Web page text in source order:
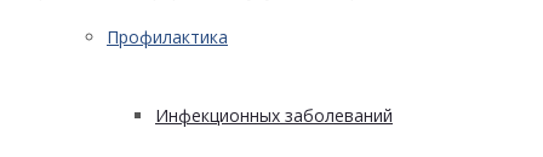
Профилактика
Инфекционных заболеваний